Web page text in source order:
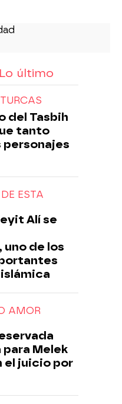
Lo último
del Tasbih
tanto
personajes
ESTA
Alí se
de los
AMOR
para Melek
el juicio por